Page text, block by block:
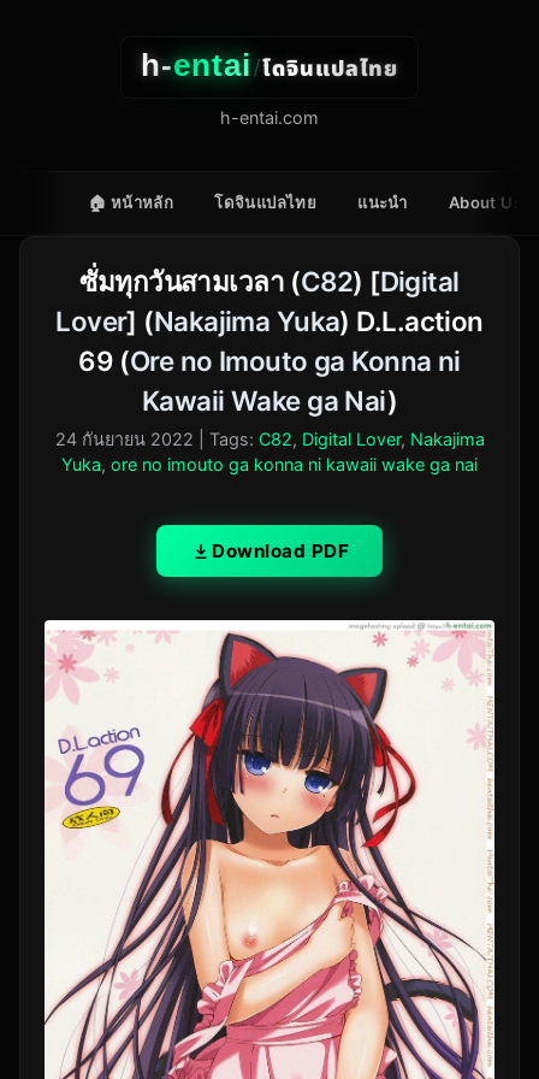
h-entai/โดจินแปลไทย
h-entai.com
🏠 หน้าหลัก โดจินแปลไทย แนะนำ About Us
ซั่มทุกวันสามเวลา (C82) [Digital
Lover] (Nakajima Yuka) D.L.action
69 (Ore no Imouto ga Konna ni
Kawaii Wake ga Nai)
24 กันยายน 2022 | Tags: C82, Digital Lover, Nakajima
Yuka, ore no imouto ga konna ni kawaii wake ga nai
Download PDF